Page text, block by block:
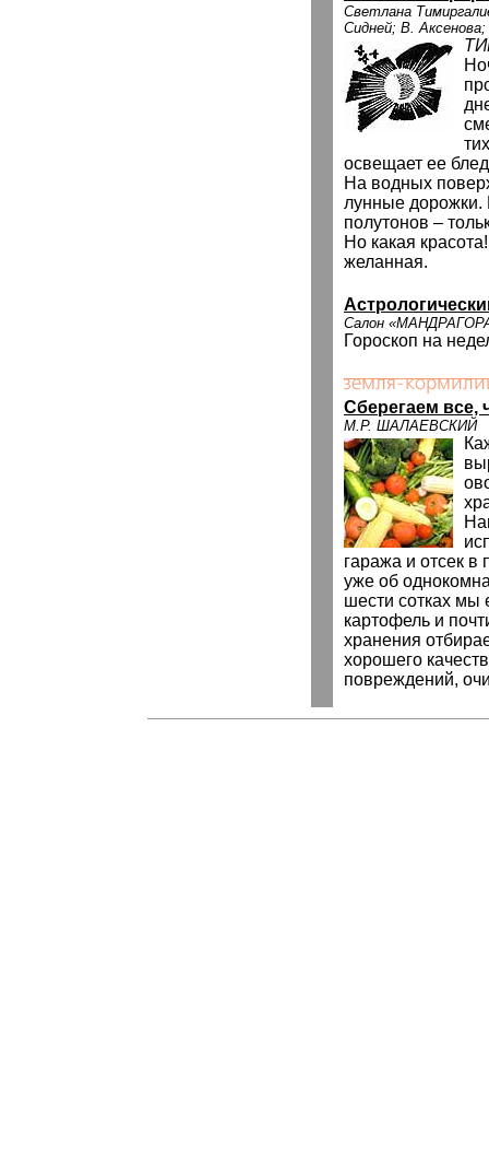
Светлана
Сидней; В.
освещает ее
На водных
лунные дорожки.
полутонов –
Но какая
желанная.
Салон
Гороскоп на
Cберегаем все,
М.Р. ШАЛАЕВСКИЙ
гаража и отсек в
уже об
шести сотках
картофель и
хранения
хорошего
повреждений,